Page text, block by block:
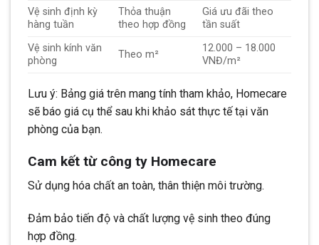
Vệ sinh định kỳ
hàng tuần
Thỏa thuận
theo hợp đồng
Giá ưu đãi theo
tần suất
Vệ sinh kính văn
phòng
Theo m²
12.000 – 18.000
VNĐ/m²
Lưu ý: Bảng giá trên mang tính tham khảo, Homecare
sẽ báo giá cụ thể sau khi khảo sát thực tế tại văn
phòng của bạn.
Cam kết từ công ty Homecare
Sử dụng hóa chất an toàn, thân thiện môi trường.
Đảm bảo tiến độ và chất lượng vệ sinh theo đúng
hợp đồng.